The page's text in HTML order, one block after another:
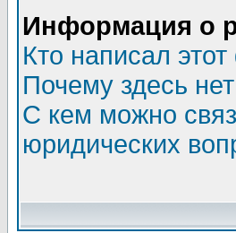
Информация о
Кто написал
Почему здесь
С кем можно
юридических